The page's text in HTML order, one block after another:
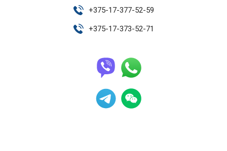
+375-17-377-52-59
+375-17-373-52-71